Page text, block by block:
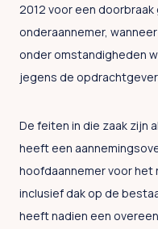
2012 voor een
onderaannemer,
onder omstandigheden
jegens de
De feiten in die zaak zijn
heeft een
hoofdaannemer voor het
inclusief dak op de
heeft nadien een